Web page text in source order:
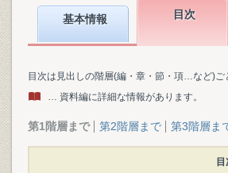
基本情報 目次
目次は見出しの階層(編・章・節・項…など)
… 資料編に詳細な情報があります。
第1階層まで 第2階層まで 第3階層ま